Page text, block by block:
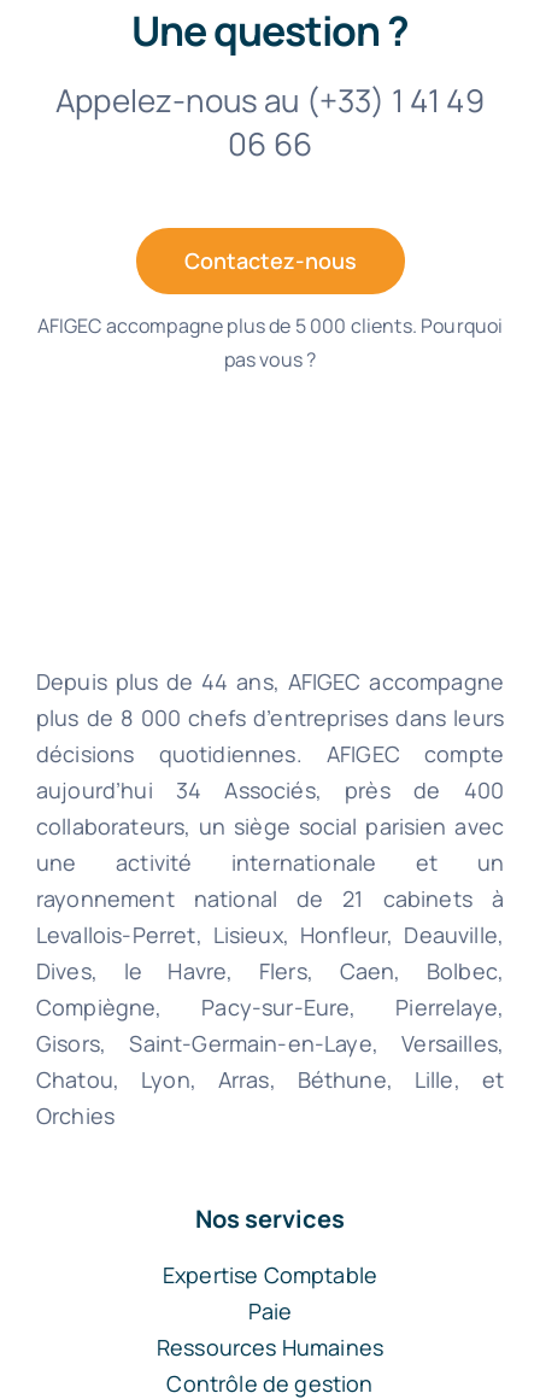
Une question ?
Appelez-nous au (+33) 1 41 49
06 66
Contactez-nous
AFIGEC accompagne plus de 5 000 clients. Pourquoi
pas vous ?
Depuis plus de 44 ans, AFIGEC accompagne
plus de 8 000 chefs d’entreprises dans leurs
décisions quotidiennes. AFIGEC compte
aujourd’hui 34 Associés, près de 400
collaborateurs, un siège social parisien avec
une activité internationale et un
rayonnement national de 21 cabinets à
Levallois-Perret, Lisieux, Honfleur, Deauville,
Dives, le Havre, Flers, Caen, Bolbec,
Compiègne, Pacy-sur-Eure, Pierrelaye,
Gisors, Saint-Germain-en-Laye, Versailles,
Chatou, Lyon, Arras, Béthune, Lille, et
Orchies
Nos services
Expertise Comptable
Paie
Ressources Humaines
Contrôle de gestion